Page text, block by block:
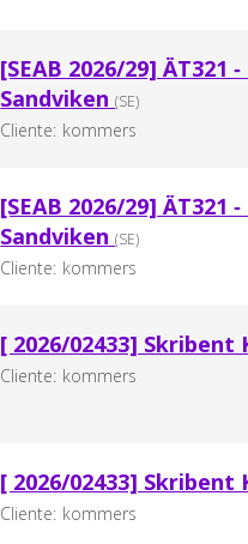
[SEAB 2026/29]
Sandviken(SE)
Cliente: kommers
[SEAB 2026/29]
Sandviken(SE)
Cliente: kommers
[ 2026/02433]
Cliente: kommers
[ 2026/02433]
Cliente: kommers